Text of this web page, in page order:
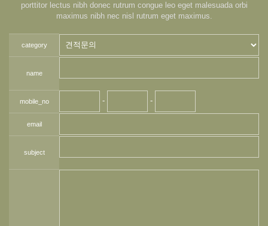
porttitor lectus nibh donec rutrum congue leo eget malesuada orbi
maximus nibh nec nisl rutrum eget maximus.
category
name
mobile_no - -
email
subject